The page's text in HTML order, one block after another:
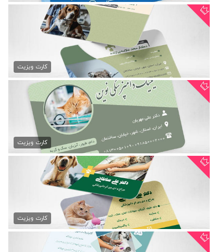
کارت ویزیت کلینیک حیوانات...
79,000 تومان
کارت ویزیت
فایل کارت ویزیت دامپزشکی
79,000 تومان
کارت ویزیت
کارت ویزیت دامپزشکی psd
79,000 تومان
کارت ویزیت